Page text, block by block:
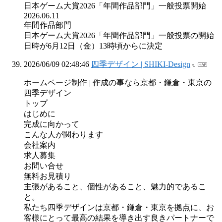
日本ゲーム大賞2026「年間作品部門」一般投票開始
2026.06.11
年間作品部門
日本ゲーム大賞2026「年間作品部門」一般投票の開始
日時が6月12日（金）13時頃からに決定
2026/06/09 02:48:46 四季デザイン | SHIKI-Design
ホームページ制作 | 作成の事なら京都・鎌倉・東京の
四季デザイン
トップ
はじめに
完成に向かって
こんな人が関わります
会社案内
求人募集
お問い合せ
無料お見積り
主張があること、個性があること、魅力的であるこ
と。
私たち四季デザインは京都・鎌倉・東京を拠点に、お
客様にとって最高の結果を導き出す良きパートナーで